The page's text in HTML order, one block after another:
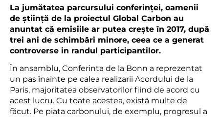
La jumătatea parcursului conferinței, oamenii
de știință de la proiectul Global Carbon au
anuntat că emisiile ar putea crește în 2017, după
trei ani de schimbări minore, ceea ce a generat
controverse in randul participantilor.
În ansamblu, Conferinta de la Bonn a reprezentat
un pas înainte pe calea realizarii Acordului de la
Paris, majoritatea observatorilor fiind de acord cu
acest lucru. Cu toate acestea, există multe de
făcut. Pe piata carbonului, de exemplu, progresul a